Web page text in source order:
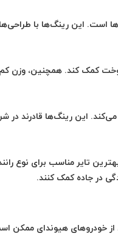
می‌روند، ظاهر جذاب و اسپرت آن‌ها است. این رینگ‌ها با
کمک کند. همچنین، وزن
فراهم می‌کند. این رینگ‌ها قادرند در
تایر مناسب برای نوع
در جاده کمک کنند.
از خودروهای هیوندای ممکن